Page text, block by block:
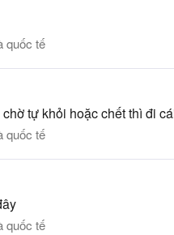
quốc tế
tự khỏi hoặc chết thì đi
quốc tế
quốc tế